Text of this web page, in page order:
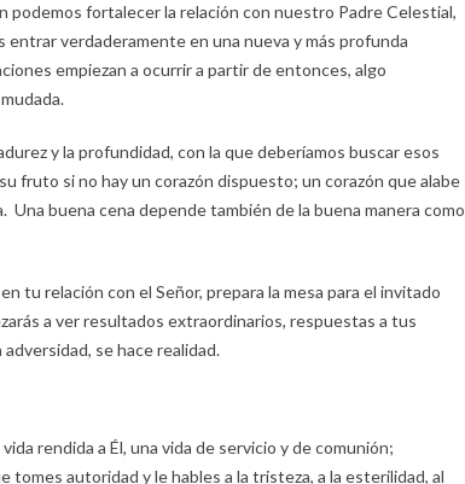
podemos fortalecer la relación con nuestro Padre Celestial,
verdaderamente en una nueva y más profunda
empiezan a ocurrir a partir de entonces, algo
y la profundidad, con la que deberíamos buscar esos
fruto si no hay un corazón dispuesto; un corazón que alabe
Una buena cena depende también de la buena manera como
tu relación con el Señor, prepara la mesa para el invitado
a ver resultados extraordinarios, respuestas a tus
se hace realidad.
rendida a Él, una vida de servicio y de comunión;
autoridad y le hables a la tristeza, a la esterilidad, al